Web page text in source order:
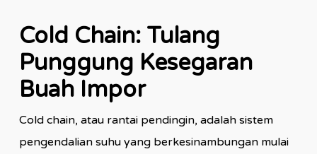
Cold Chain: Tulang
Punggung Kesegaran
Buah Impor
Cold chain, atau rantai pendingin, adalah sistem
pengendalian suhu yang berkesinambungan mulai